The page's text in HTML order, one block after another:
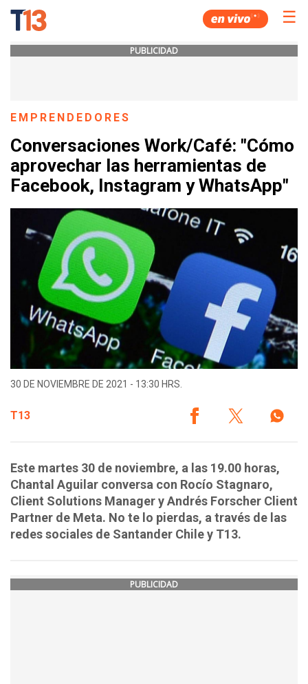
☰
PUBLICIDAD
EMPRENDEDORES
Conversaciones Work/Café: "Cómo
aprovechar las herramientas de
Facebook, Instagram y WhatsApp"
30 DE NOVIEMBRE DE 2021 - 13:30 HRS.
T13
Este martes 30 de noviembre, a las 19.00 horas,
Chantal Aguilar conversa con Rocío Stagnaro,
Client Solutions Manager y Andrés Forscher Client
Partner de Meta. No te lo pierdas, a través de las
redes sociales de Santander Chile y T13.
PUBLICIDAD